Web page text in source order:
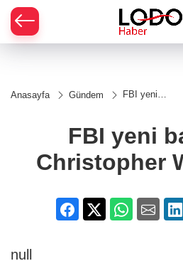
Anasayfa Gündem
FBI yeni
Wray oldu
FBI yeni
Christopher
null